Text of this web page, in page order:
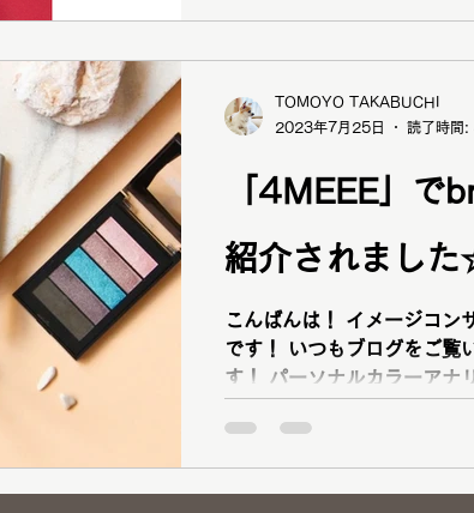
「4MEEE」で
紹介されまし
こんばんは！ イメージコ
です！ いつもブログをご覧
す！ パーソナルカラーアナ
ー1級 顔タイプ似合うメイ
ズアドバイザー の資格保有
力を最大限に輝かせるお手
TOMOYO TAKABUCHI
2023年7月25日
読了時間: